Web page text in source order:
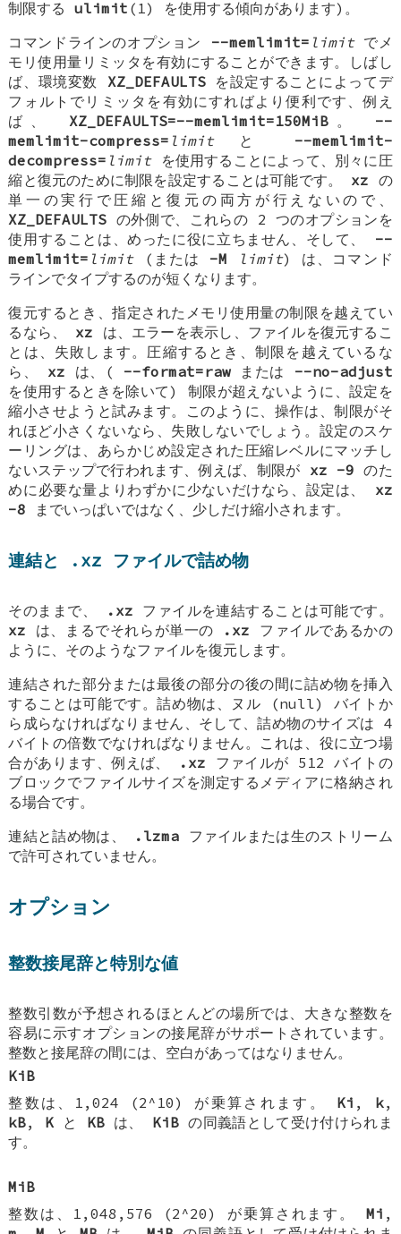
制限するulimit (1) を使用する傾向があります)。
コマンドラインのオプション --memlimit= limitでメ
モリ使用量リミッタを有効にすることができます。しばし
ば、環境変数 XZ_DEFAULTSを設定することによってデ
フォルトでリミッタを有効にすればより便利です、例え
ば、 XZ_DEFAULTS=--memlimit=150MiB 。 --
memlimit-compress= limitと --memlimit-
decompress= limitを使用することによって、別々に圧
縮と復元のために制限を設定することは可能です。 xz の
単一の実行で圧縮と復元の両方が行えないので、
XZ_DEFAULTS の外側で、これらの 2 つのオプションを
使用することは、めったに役に立ちません、そして、 --
memlimit= limit(または -M limit) は、コマンド
ラインでタイプするのが短くなります。
復元するとき、指定されたメモリ使用量の制限を越えてい
るなら、 xz は、エラーを表示し、ファイルを復元するこ
とは、失敗します。圧縮するとき、制限を越えているな
ら、 xz は、( --format=rawまたは --no-adjust
を使用するときを除いて) 制限が超えないように、設定を
縮小させようと試みます。このように、操作は、制限がそ
れほど小さくないなら、失敗しないでしょう。設定のスケ
ーリングは、あらかじめ設定された圧縮レベルにマッチし
ないステップで行われます、例えば、制限が xz -9 のた
めに必要な量よりわずかに少ないだけなら、設定は、 xz
-8 までいっぱいではなく、少しだけ縮小されます。
連結と .xz ファイルで詰め物
そのままで、 .xz ファイルを連結することは可能です。
xz は、まるでそれらが単一の .xz ファイルであるかの
ように、そのようなファイルを復元します。
連結された部分または最後の部分の後の間に詰め物を挿入
することは可能です。詰め物は、ヌル (null) バイトか
ら成らなければなりません、そして、詰め物のサイズは 4
バイトの倍数でなければなりません。これは、役に立つ場
合があります、例えば、
.xz ファイルが 512 バイトの
ブロックでファイルサイズを測定するメディアに格納され
る場合です。
連結と詰め物は、
.lzma ファイルまたは生のストリーム
で許可されていません。
オプション
整数接尾辞と特別な値
整数引数が予想されるほとんどの場所では、大きな整数を
容易に示すオプションの接尾辞がサポートされています。
整数と接尾辞の間には、空白があってはなりません。
KiB
整数は、1,024 (2^10) が乗算されます。 Ki , k,
kB, Kと KBは、 KiB の同義語として受け付けられま
す。
MiB
整数は、1,048,576 (2^20) が乗算されます。 Mi ,